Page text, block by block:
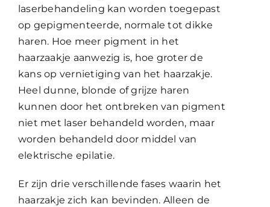
laserbehandeling kan worden toegepast
op gepigmenteerde, normale tot dikke
haren. Hoe meer pigment in het
haarzaakje aanwezig is, hoe groter de
kans op vernietiging van het haarzakje.
Heel dunne, blonde of grijze haren
kunnen door het ontbreken van pigment
niet met laser behandeld worden, maar
worden behandeld door middel van
elektrische epilatie.
Er zijn drie verschillende fases waarin het
haarzakje zich kan bevinden. Alleen de